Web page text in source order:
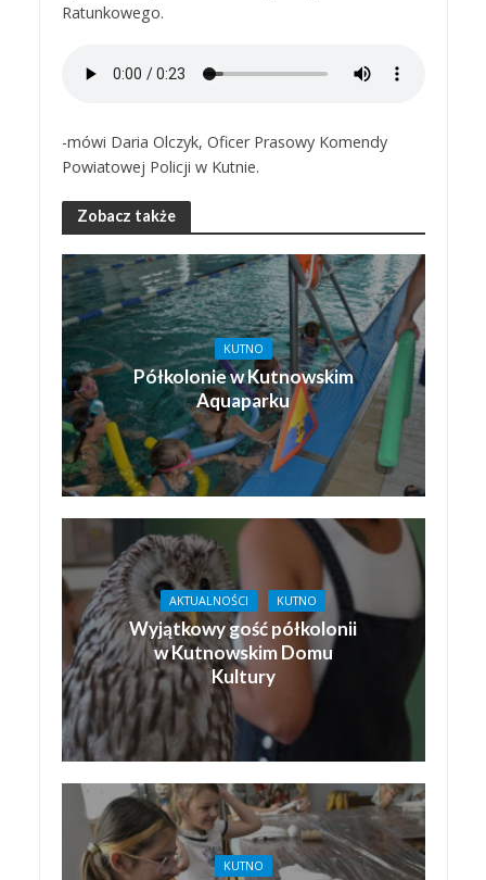
Ratunkowego.
-mówi Daria Olczyk, Oficer Prasowy Komendy
Powiatowej Policji w Kutnie.
Zobacz także
KUTNO
Półkolonie w Kutnowskim
Aquaparku
AKTUALNOŚCI KUTNO
Wyjątkowy gość półkolonii
w Kutnowskim Domu
Kultury
KUTNO